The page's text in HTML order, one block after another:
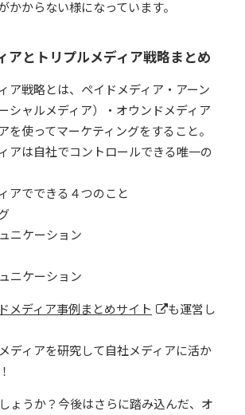
かからない様になっています。
アとトリプルメディア戦略まとめ
ア戦略とは、ペイドメディア・アーン
シャルメディア）・オウンドメディア
を使ってマーケティングをすること。
アは自社でコントロールできる唯一の
アでできる４つのこと
ニケーション
ニケーション
メディア事例まとめサイト
も運営し
ディアを研究して自社メディアに活か
ょうか？今後はさらに踏み込んだ、オ